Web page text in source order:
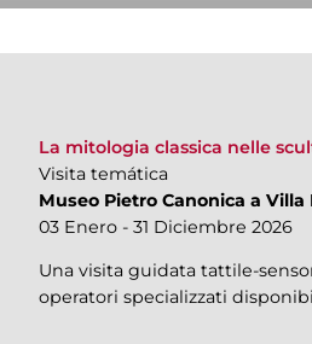
La mitologia classica nelle
Visita temática
Museo Pietro Canonica a Villa
03 Enero - 31 Diciembre 2026
Una visita guidata tattile-
operatori specializzati